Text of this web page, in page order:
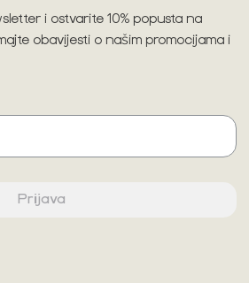
i ostvarite 10% popusta na
obavijesti o našim promocijama i
Prijava